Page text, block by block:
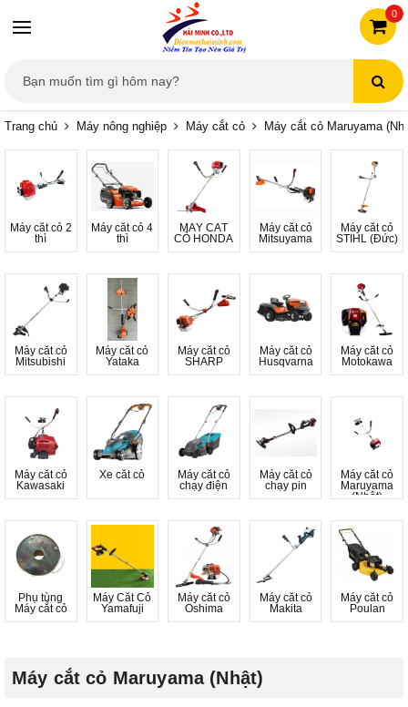
0
Trang chủ Máy nông nghiệp Máy cắt cỏ Máy cắt cỏ Maruyama
Máy cắt cỏ 2
thì
Máy cắt cỏ 4
thì
MÁY CẮT
CỎ HONDA
Máy cắt cỏ
Mitsuyama
Máy cắt cỏ
STIHL (Đức)
Máy cắt cỏ
Mitsubishi
Máy cắt cỏ
Yataka
Máy cắt cỏ
SHARP
Máy cắt cỏ
Husqvarna
Máy cắt cỏ
Motokawa
Máy cắt cỏ
Kawasaki
Xe cắt cỏ
Máy cắt cỏ
chạy điện
Máy cắt cỏ
chạy pin
Máy cắt cỏ
Maruyama
(Nhật)
Phụ tùng
Máy cắt cỏ
Máy Cắt Cỏ
Yamafuji
Máy cắt cỏ
Oshima
Máy cắt cỏ
Makita
Máy cắt cỏ
Poulan
Máy cắt cỏ Maruyama (Nhật)